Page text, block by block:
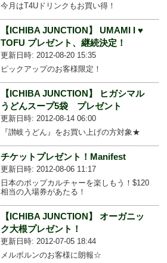
今月はT4Uドリンクもお買い得！
【ICHIBA JUNCTION】 UMAMI I ♥
TOFU プレゼント、継続決定！
更新日時: 2012-08-20 15:35
ピックアップのお客様限定！
【ICHIBA JUNCTION】 ヒガシマル
うどんスープ5袋 プレゼント
更新日時: 2012-08-14 06:00
『讃岐うどん』をお買い上げの方対象★
チケットプレゼント！Manifest
更新日時: 2012-08-06 11:17
日本のポップカルチャーを楽しもう！$120
相当の入場券があたる！
【ICHIBA JUNCTION】 オーガニッ
ク大根プレゼント！
更新日時: 2012-07-05 18:44
メルボルンのお客様に朗報☆